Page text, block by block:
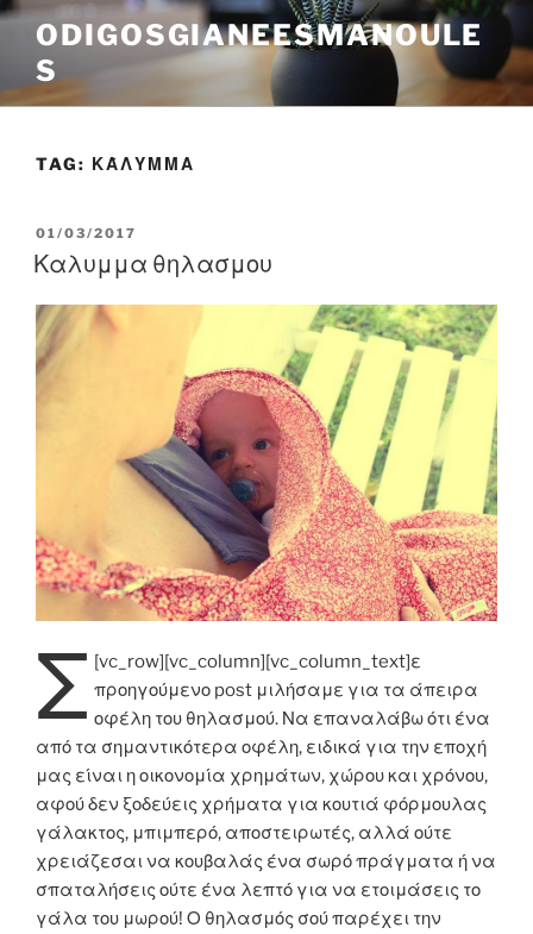
Skip
content
ODIGOSGIANEESMANOULE
S
TAG: ΚΆΛΥΜΜΑ
POSTED
ON
01/03/2017
Καλυμμα θηλασμου
[vc_row][vc_column][vc_column_text]
Σ
ε
προηγούμενο post μιλήσαμε για τα άπειρα
οφέλη του θηλασμού. Να επαναλάβω ότι ένα
από τα σημαντικότερα οφέλη, ειδικά για την εποχή
μας είναι η οικονομία χρημάτων, χώρου και χρόνου,
αφού δεν ξοδεύεις χρήματα για κουτιά φόρμουλας
γάλακτος, μπιμπερό, αποστειρωτές, αλλά ούτε
χρειάζεσαι να κουβαλάς ένα σωρό πράγματα ή να
σπαταλήσεις ούτε ένα λεπτό για να ετοιμάσεις το
γάλα του μωρού! Ο θηλασμός σού παρέχει την